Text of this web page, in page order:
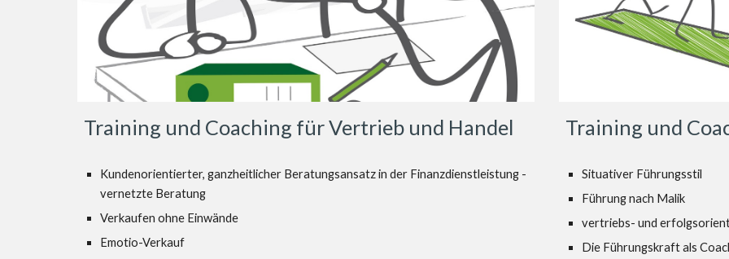
Training und Coaching für Vertrieb und Handel
Kundenorientierter, ganzheitlicher Beratungsansatz in der Finanzdienstleistung -
vernetzte Beratung
Verkaufen ohne Einwände
Emotio-Verkauf
Training und
Situativer Führungsstil
Führung nach Malik
vertriebs- und
Die Führungskraft als